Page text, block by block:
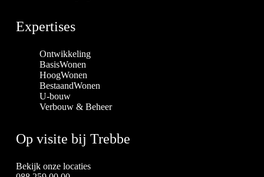
Expertises
Ontwikkeling
BasisWonen
HoogWonen
BestaandWonen
U-bouw
Verbouw & Beheer
Op visite bij Trebbe
Bekijk onze locaties